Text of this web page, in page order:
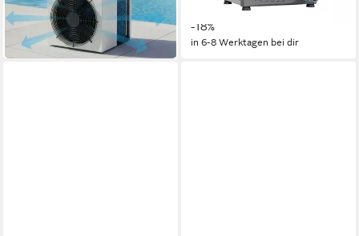
19,82 €mtl. in 24 Raten
-41%
in 4-5 Werktagen bei dir
17,39 €mtl. in 48 Raten
-18%
in 6-8 Werktagen bei dir